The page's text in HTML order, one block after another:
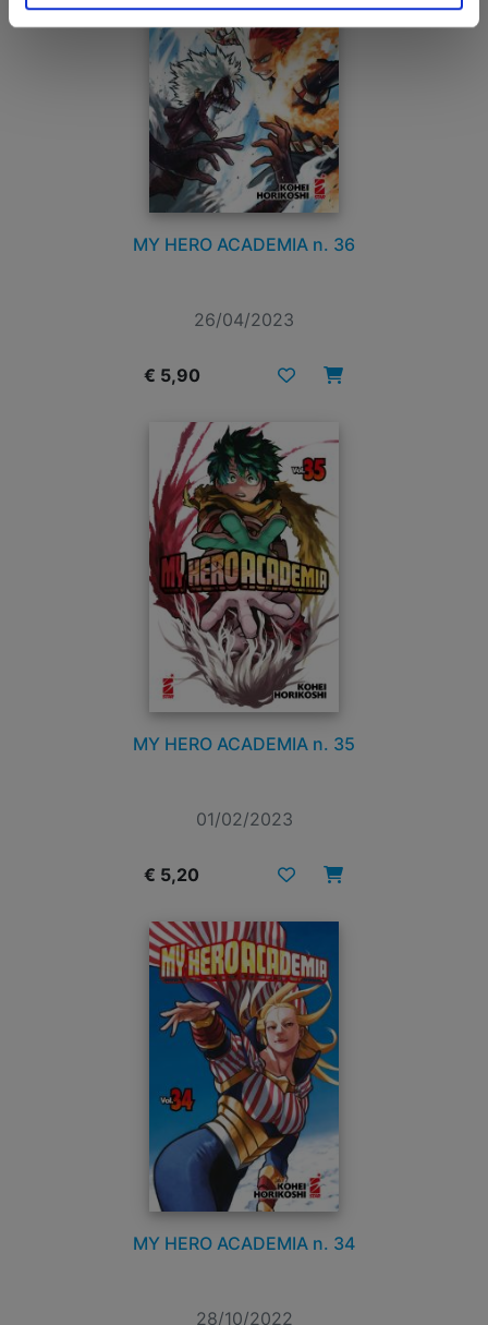
MY HERO ACADEMIA n. 36
26/04/2023
€ 5,90
MY HERO ACADEMIA n. 35
01/02/2023
€ 5,20
MY HERO ACADEMIA n. 34
28/10/2022